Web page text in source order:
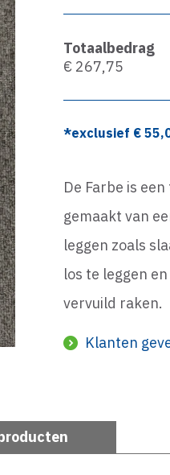
Totaalbedrag
€ 267,75
*exclusief €
De Farbe is
gemaakt van
leggen zoals
los te leggen
vervuild raken.
Klanten